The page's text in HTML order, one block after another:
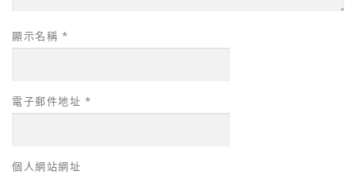
顯示名稱 *
電子郵件地址 *
個人網站網址